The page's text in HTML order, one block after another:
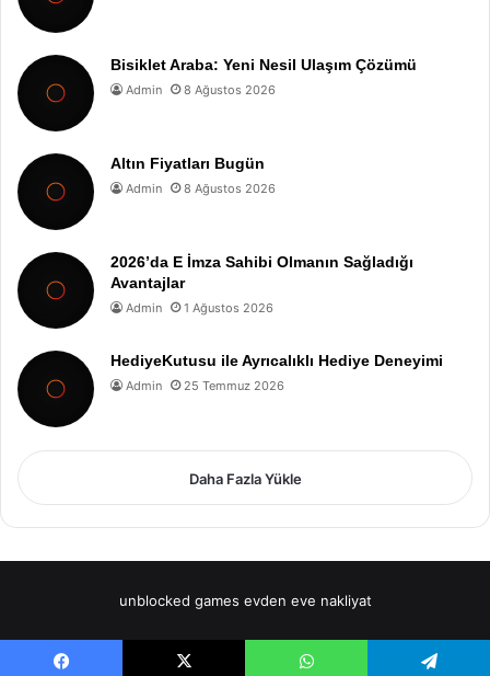
Bisiklet Araba: Yeni Nesil Ulaşım Çözümü
Admin 8 Ağustos 2026
Altın Fiyatları Bugün
Admin 8 Ağustos 2026
2026’da E İmza Sahibi Olmanın Sağladığı
Avantajlar
Admin 1 Ağustos 2026
HediyeKutusu ile Ayrıcalıklı Hediye Deneyimi
Admin 25 Temmuz 2026
Daha Fazla Yükle
unblocked games evden eve nakliyat